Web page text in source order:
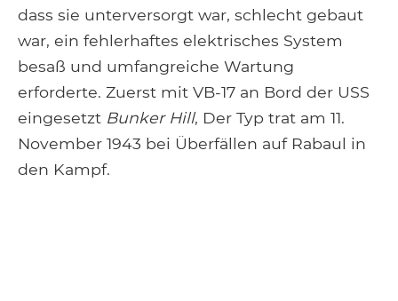
dass sie unterversorgt war, schlecht gebaut
war, ein fehlerhaftes elektrisches System
besaß und umfangreiche Wartung
erforderte. Zuerst mit VB-17 an Bord der USS
eingesetzt Bunker Hill, Der Typ trat am 11.
November 1943 bei Überfällen auf Rabaul in
den Kampf.